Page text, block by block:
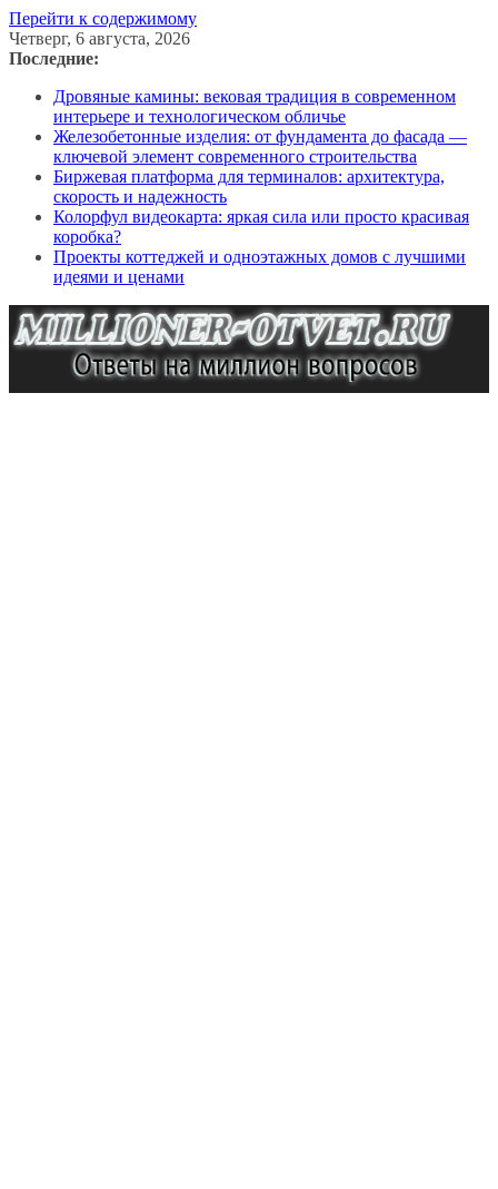
Перейти к содержимому
Четверг, 6 августа, 2026
Последние:
Дровяные камины: вековая традиция в современном
интерьере и технологическом обличье
Железобетонные изделия: от фундамента до фасада —
ключевой элемент современного строительства
Биржевая платформа для терминалов: архитектура,
скорость и надежность
Колорфул видеокарта: яркая сила или просто красивая
коробка?
Проекты коттеджей и одноэтажных домов с лучшими
идеями и ценами